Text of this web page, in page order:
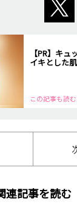
【PR】キ
イキとした
この記事も読
連記事を読む